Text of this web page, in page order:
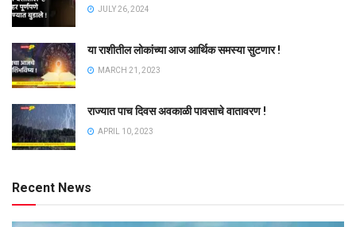
JULY 26, 2024
या राशीतील लोकांच्या आज आर्थिक समस्या सुटणार !
MARCH 21, 2023
राज्यात पाच दिवस अवकाळी पावसाचे वातावरण !
APRIL 10, 2023
Recent News